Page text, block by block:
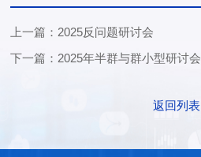
上一篇：2025反问题研讨会
下一篇：2025年半群与群小型研讨会
返回列表